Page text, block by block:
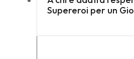
Supereroi per un